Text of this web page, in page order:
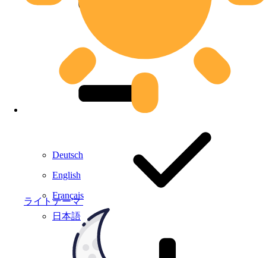
ライトテーマ
Deutsch
English
Français
日本語